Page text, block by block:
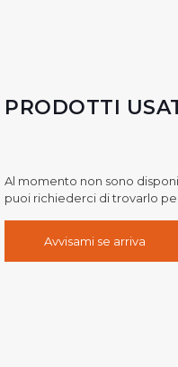
PRODOTTI
Al momento non sono
puoi richiederci di trovarlo
Avvisami se arriva